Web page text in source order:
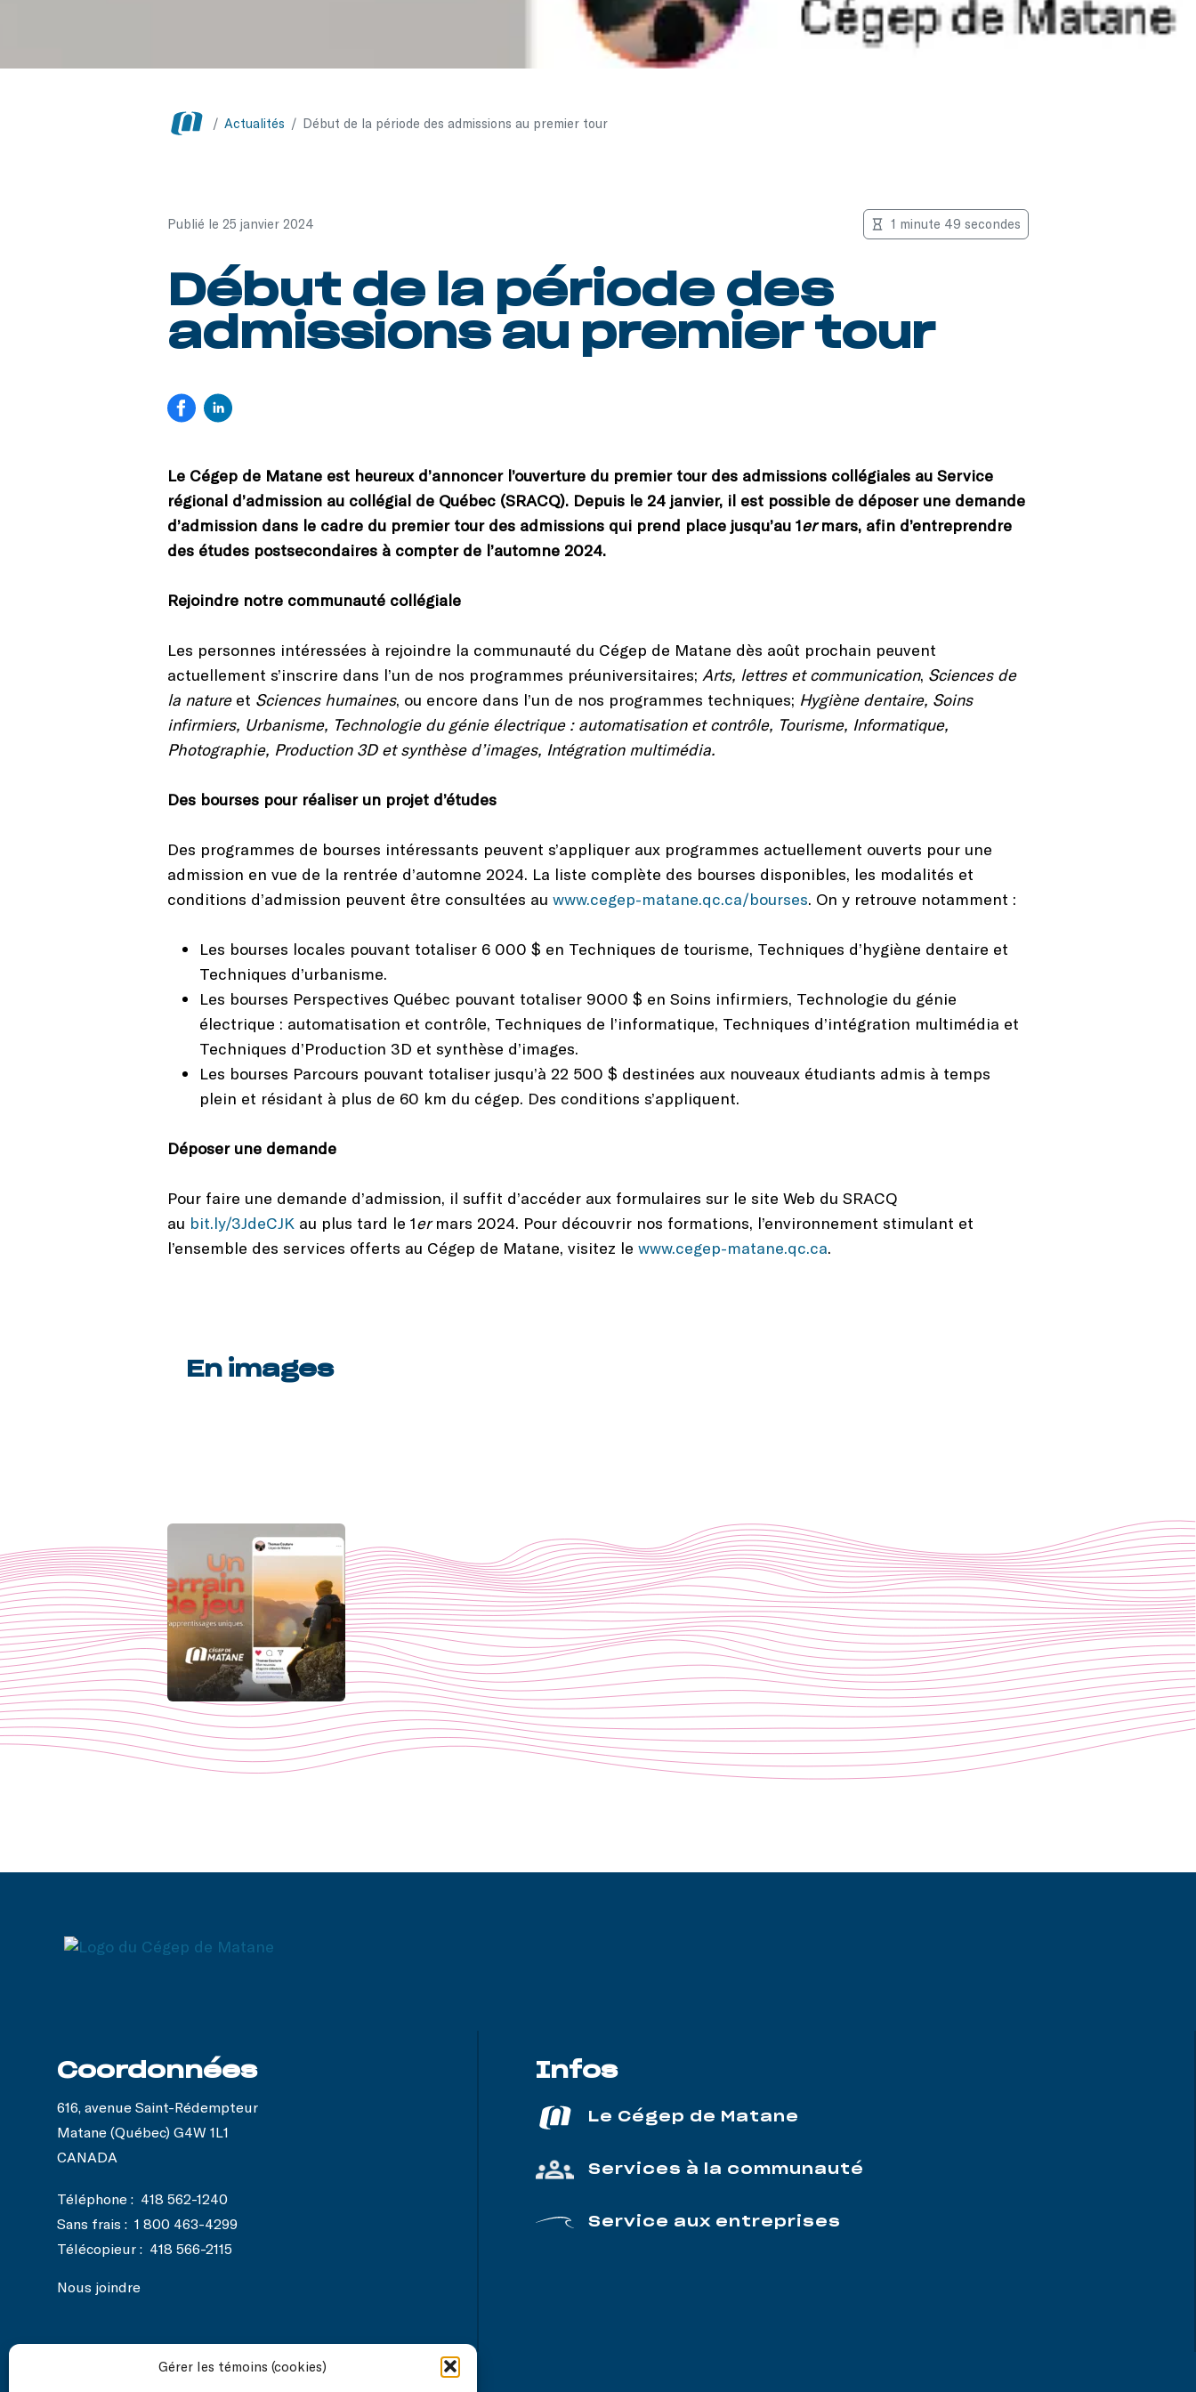
Gérer les témoins (cookies)
/ Actualités / Début de la période des admissions au premier tour
Publié le 25 janvier 2024 1 minute 49 secondes
Début de la période des
admissions au premier tour
Le Cégep de Matane est heureux d’annoncer l’ouverture du premier tour des admissions collégiales au Service
régional d’admission au collégial de Québec (SRACQ). Depuis le 24 janvier, il est possible de déposer une demande
d’admission dans le cadre du premier tour des admissions qui prend place jusqu’au 1ermars, afin d’entreprendre
des études postsecondaires à compter de l’automne 2024.
Rejoindre notre communauté collégiale
Les personnes intéressées à rejoindre la communauté du Cégep de Matane dès août prochain peuvent
actuellement s’inscrire dans l’un de nos programmes préuniversitaires; Arts, lettres et communication, Sciences de
la natureet Sciences humaines, ou encore dans l’un de nos programmes techniques; Hygiène dentaire, Soins
infirmiers, Urbanisme, Technologie du génie électrique : automatisation et contrôle, Tourisme, Informatique,
Photographie, Production 3D et synthèse d’images, Intégration multimédia.
Des bourses pour réaliser un projet d’études
Des programmes de bourses intéressants peuvent s’appliquer aux programmes actuellement ouverts pour une
admission en vue de la rentrée d’automne 2024. La liste complète des bourses disponibles, les modalités et
conditions d’admission peuvent être consultées auwww.cegep-matane.qc.ca/bourses. On y retrouve notamment :
Les bourses locales pouvant totaliser 6 000 $ en Techniques de tourisme, Techniques d’hygiène dentaire et
Techniques d’urbanisme.
Les bourses Perspectives Québec pouvant totaliser 9000 $ en Soins infirmiers, Technologie du génie
électrique : automatisation et contrôle, Techniques de l’informatique, Techniques d’intégration multimédia et
Techniques d’Production 3D et synthèse d’images.
Les bourses Parcours pouvant totaliser jusqu’à 22 500 $ destinées aux nouveaux étudiants admis à temps
plein et résidant à plus de 60 km du cégep. Des conditions s’appliquent.
Déposer une demande
Pour faire une demande d’admission, il suffit d’accéder aux formulaires sur le site Web du SRACQ
au bit.ly/3JdeCJK au plus tard le 1ermars 2024. Pour découvrir nos formations, l’environnement stimulant et
l’ensemble des services offerts au Cégep de Matane, visitez lewww.cegep-matane.qc.ca.
En images
Coordonnées
616, avenue Saint-Rédempteur
Matane (Québec) G4W 1L1
CANADA
Téléphone : 418 562-1240
Sans frais : 1 800 463-4299
Télécopieur : 418 566-2115
Nous joindre
Infos
Le Cégep de Matane
Services à la communauté
Service aux entreprises